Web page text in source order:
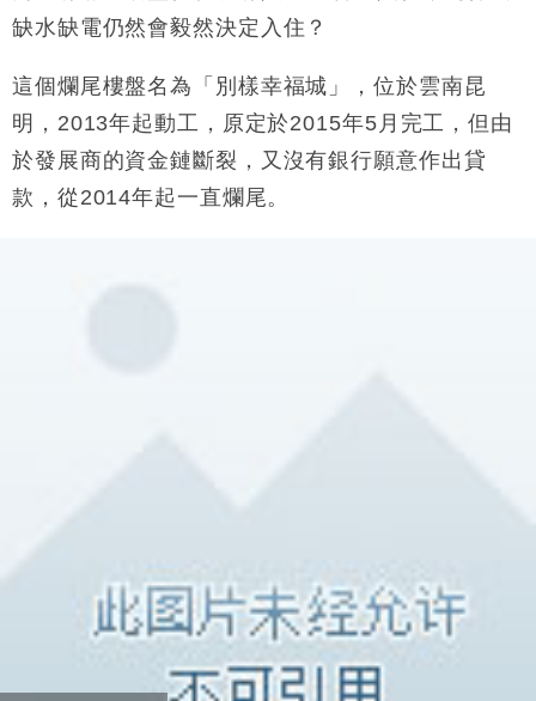
16:05
財經｜日經失守6.5萬點後回穩 全周仍升近2%
15:47
財經｜恒隆10月換帥 玩具「反」斗城亞洲CEO蔡德
15:11
13:44
財經｜內地7月美元計價出口增近24%勝預期 貿易順
日圓干預創新高
缺水缺電仍然會毅然決定入住？
這個爛尾樓盤名為「別樣幸福城」，位於雲南昆
明， 2013年起動工，原定於2015年5 月完工，但由
於發展商的資金鏈斷裂，又沒有銀行願意作出貸
款，從2014年起一直爛尾。